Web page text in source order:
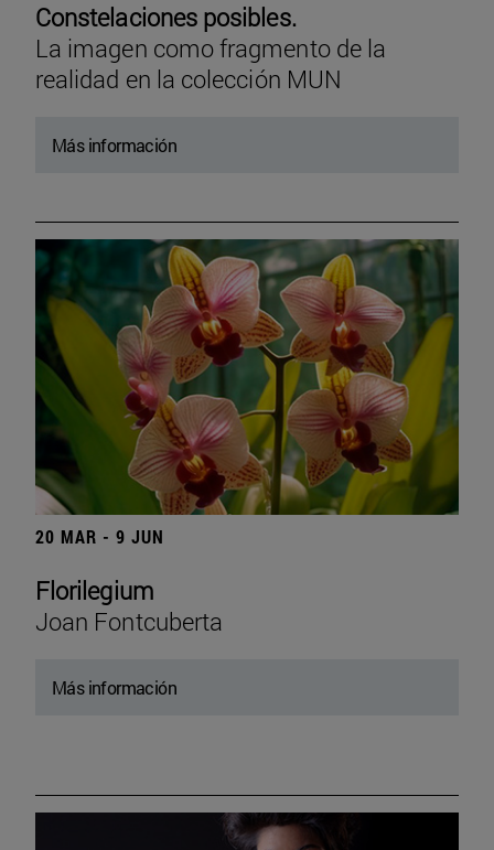
Constelaciones posibles.
La imagen como fragmento de la
realidad en la colección MUN
Más información
20 MAR - 9 JUN
Florilegium
Joan Fontcuberta
Más información